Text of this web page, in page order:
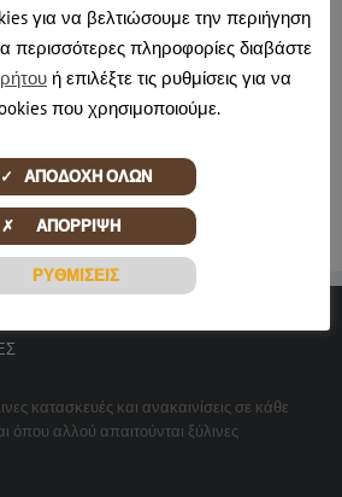
jmartinos
κατασκευές και ανακαινίσεις σε κάθε
όπου αλλού απαιτούνται ξύλινες
για να βελτιώσουμε την περιήγηση
περισσότερες πληροφορίες διαβάστε
ή επιλέξτε τις ρυθμίσεις για να
που χρησιμοποιούμε.
ΡΥΘΜΙΣΕΙΣ
✓ ΑΠΟΔΟΧΗ ΟΛΩΝ
✗ ΑΠΟΡΡΙΨΗ